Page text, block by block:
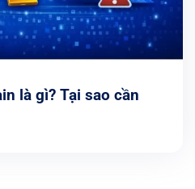
là gì? Tại sao cần